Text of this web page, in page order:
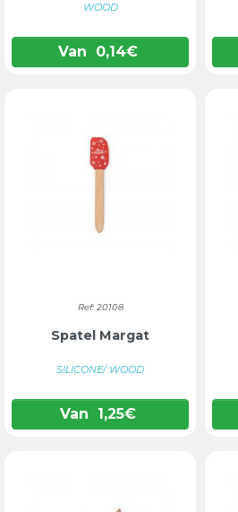
WOOD
Van 0,14€
Ref: 20108
Spatel Margat
SILICONE/ WOOD
Van 1,25€